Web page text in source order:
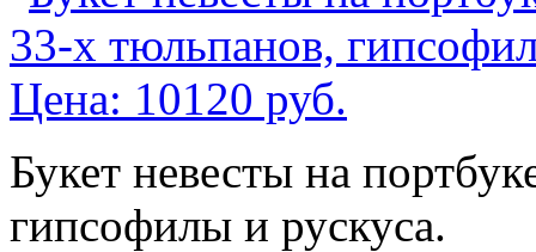
Букет невесты на
гипсофилы и рускуса.